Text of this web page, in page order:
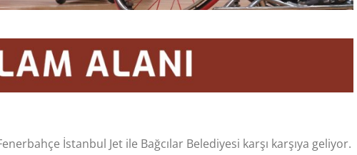
İstanbul Jet ile Bağcılar Belediyesi karşı karşıya geliyor.